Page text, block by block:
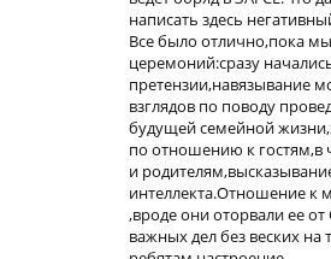
написать здесь
Все было отлично,пока
церемоний:сразу
претензии,навязывание
взглядов по поводу
будущей семейной
по отношению к гостям,в
и
интеллекта.Отношение к
,вроде они оторвали ее
важных дел без веских на